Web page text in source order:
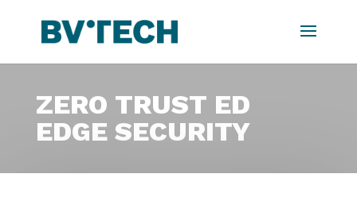
ZERO TRUST ED
EDGE SECURITY